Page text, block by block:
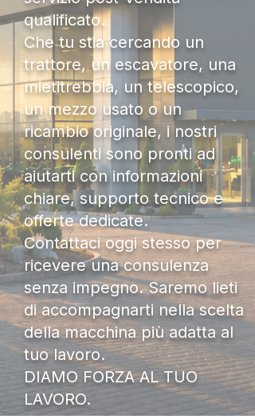
qualificato.
Che tu stia cercando un
trattore, un escavatore, una
mietitrebbia, un telescopico,
un mezzo usato o un
ricambio originale, i nostri
consulenti sono pronti ad
aiutarti con informazioni
chiare, supporto tecnico e
offerte dedicate.
Contattaci oggi stesso per
ricevere una consulenza
senza impegno. Saremo lieti
di accompagnarti nella scelta
della macchina più adatta al
tuo lavoro.
DIAMO FORZA AL TUO
LAVORO.